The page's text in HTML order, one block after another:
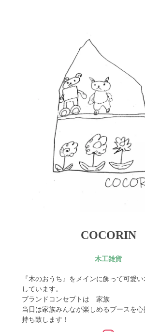
COCORIN
木工雑貨
『木のおうち』をメインに飾って可愛
しています。
ブランドコンセプトは 家族
当日は家族みんなが楽しめるブースを
持ち致します！